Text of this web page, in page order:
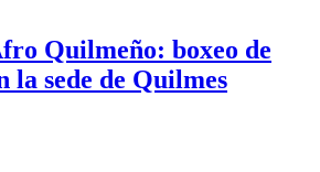
Quilmeño: boxeo de
sede de Quilmes